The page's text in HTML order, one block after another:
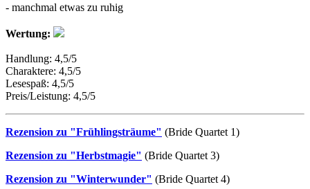
- manchmal etwas zu ruhig
Wertung:
Handlung: 4,5/5
Charaktere: 4,5/5
Lesespaß: 4,5/5
Preis/Leistung: 4,5/5
Rezension zu "Frühlingsträume" (Bride Quartet 1)
Rezension zu "Herbstmagie" (Bride Quartet 3)
Rezension zu "Winterwunder" (Bride Quartet 4)